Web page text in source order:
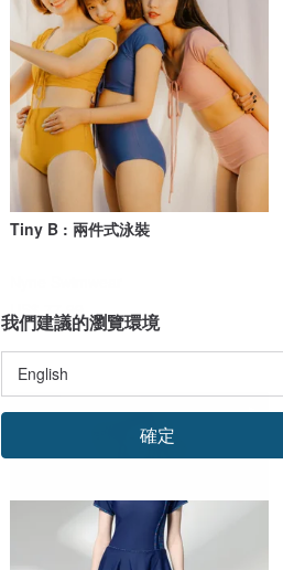
Tiny B : 兩件式泳裝
US$ 77.99
我們建議的瀏覽環境
確定